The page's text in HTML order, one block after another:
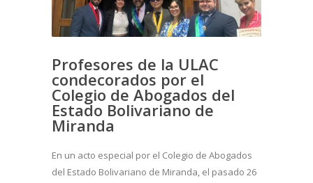
Profesores de la ULAC
condecorados por el
Colegio de Abogados del
Estado Bolivariano de
Miranda
En un acto especial por el Colegio de Abogados
del Estado Bolivariano de Miranda, el pasado 26